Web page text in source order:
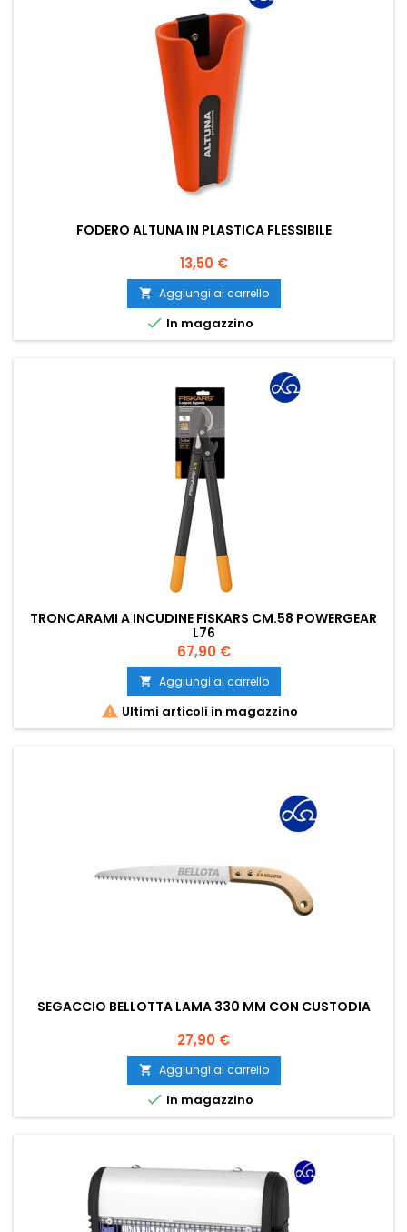
FODERO ALTUNA IN PLASTICA FLESSIBILE
Prezzo
13,50 €
 Aggiungi al carrello
 In magazzino
TRONCARAMI A INCUDINE FISKARS CM.58 POWERGEAR
L76
Prezzo
67,90 €
 Aggiungi al carrello
 Ultimi articoli in magazzino
SEGACCIO BELLOTTA LAMA 330 MM CON CUSTODIA
Prezzo
27,90 €
 Aggiungi al carrello
 In magazzino